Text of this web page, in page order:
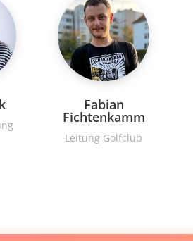
Fabian
Fichtenkamm
Leitung Golfclub